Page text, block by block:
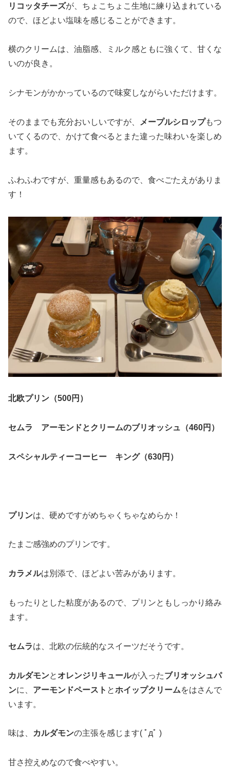
リコッタチーズが、ちょこちょこ生地に練り込まれている
ので、ほどよい塩味を感じることができます。
横のクリームは、油脂感、ミルク感ともに強くて、甘くな
いのが良き。
シナモンがかかっているので味変しながらいただけます。
そのままでも充分おいしいですが、 メープルシロップもつ
いてくるので、かけて食べるとまた違った味わいを楽しめ
ます。
ふわふわですが、重量感もあるので、食べごたえがありま
す！
北欧プリン（500円）
セムラ アーモンドとクリームのブリオッシュ（460円）
スペシャルティーコーヒー キング（630円）
プリンは、硬めですがめちゃくちゃなめらか！
たまご感強めのプリンです。
カラメルは別添で、ほどよい苦みがあります。
もったりとした粘度があるので、プリンともしっかり絡み
ます。
セムラは、北欧の伝統的なスイーツだそうです。
カルダモンと オレンジリキュールが入ったブリオッシュパ
ンに、 アーモンドペースト とホイップクリームをはさんで
います。
味は、 カルダモンの主張を感じます( ﾟдﾟ )
甘さ控えめなので食べやすい。